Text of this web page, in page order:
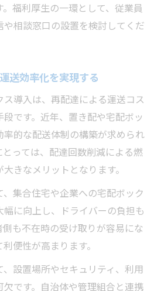
福利厚生の一環として、従業員
相談窓口の設置を検討してくだ
送効率化を実現する
導入は、再配達による運送コス
段です。近年、置き配や宅配ボッ
率的な配送体制の構築が求められ
っては、配達回数削減による燃
きなメリットとなります。
集合住宅や企業への宅配ボック
に向上し、ドライバーの負担も
も不在時の受け取りが容易にな
便性が高まります。
設置場所やセキュリティ、利用
です。自治体や管理組合と連携